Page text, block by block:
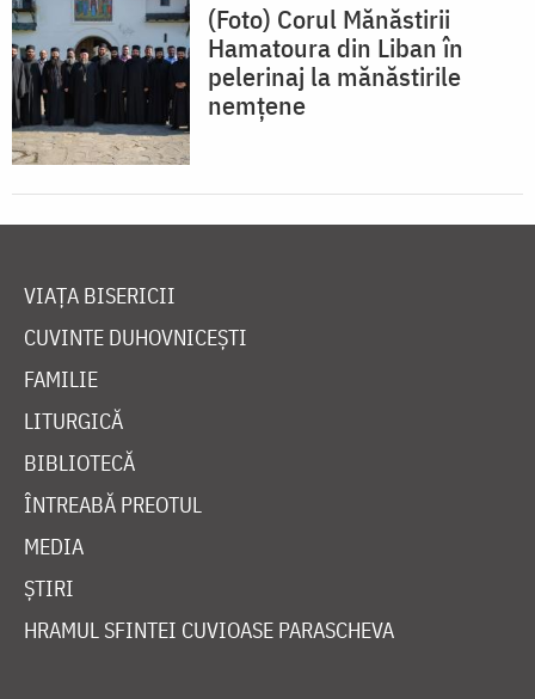
(Foto) Corul Mănăstirii
Hamatoura din Liban în
pelerinaj la mănăstirile
nemţene
VIAȚA BISERICII
CUVINTE DUHOVNICEȘTI
FAMILIE
LITURGICĂ
BIBLIOTECĂ
ÎNTREABĂ PREOTUL
MEDIA
ȘTIRI
HRAMUL SFINTEI CUVIOASE PARASCHEVA